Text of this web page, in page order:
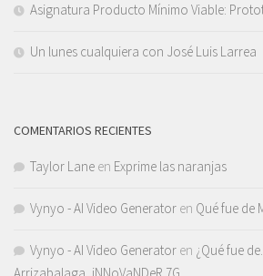
Asignatura Producto Mínimo Viable:
Un lunes cualquiera con José Luis Larrea
COMENTARIOS RECIENTES
Taylor Lane en Exprime las naranjas
Vynyo - AI Video Generator en Qué fue de
Vynyo - AI Video Generator en ¿Qué fue